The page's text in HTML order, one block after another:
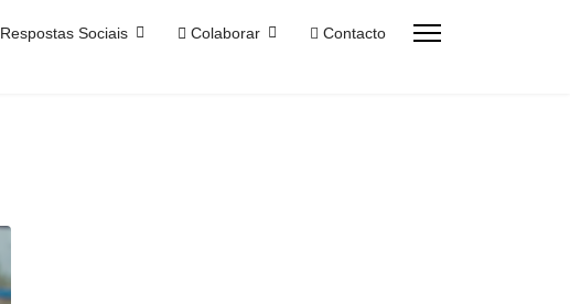
Respostas Sociais Colaborar Contacto